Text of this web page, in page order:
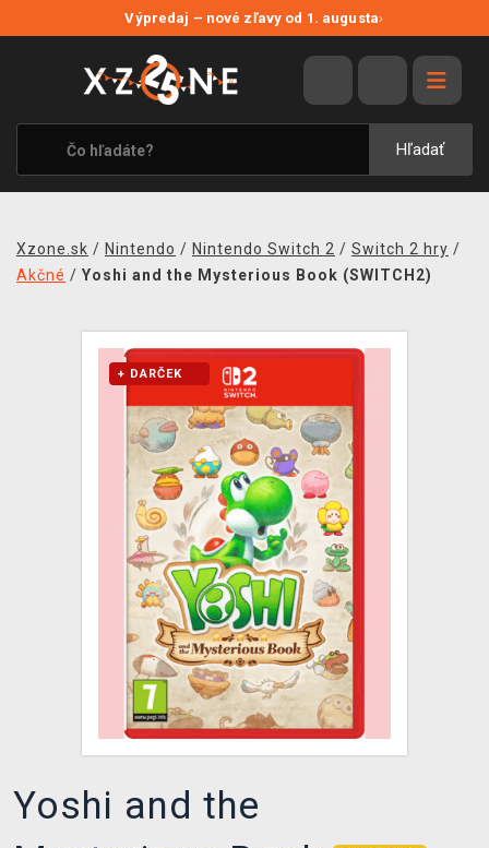
Výpredaj – nové zľavy od 1. augusta›
Hľadať
VÝPREDAJ
VIDEOHRY
XZONE ORIGINALS
TEMATIKY
MERCHANDISE
XZONE KLUB
Xzone.sk / Nintendo / Nintendo Switch 2 / Switch 2 hry /
Akčné / Yoshi and the Mysterious Book (SWITCH2)
+ DARČEK
Yoshi and the